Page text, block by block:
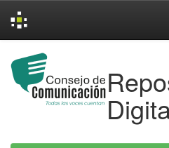
navigation